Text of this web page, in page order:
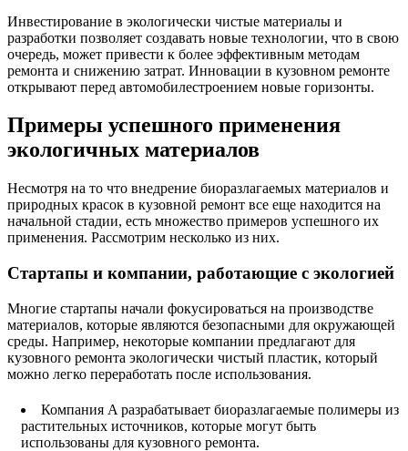
Инвестирование в экологически чистые материалы и
разработки позволяет создавать новые технологии, что в свою
очередь, может привести к более эффективным методам
ремонта и снижению затрат. Инновации в кузовном ремонте
открывают перед автомобилестроением новые горизонты.
Примеры успешного применения
экологичных материалов
Несмотря на то что внедрение биоразлагаемых материалов и
природных красок в кузовной ремонт все еще находится на
начальной стадии, есть множество примеров успешного их
применения. Рассмотрим несколько из них.
Стартапы и компании, работающие с экологией
Многие стартапы начали фокусироваться на производстве
материалов, которые являются безопасными для окружающей
среды. Например, некоторые компании предлагают для
кузовного ремонта экологически чистый пластик, который
можно легко переработать после использования.
Компания A разрабатывает биоразлагаемые полимеры из
растительных источников, которые могут быть
использованы для кузовного ремонта.